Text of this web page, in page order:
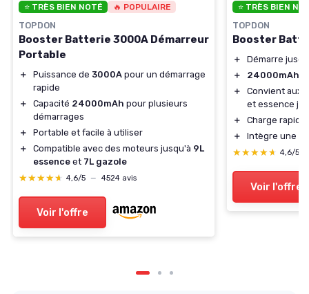
⭐ TRÈS BIEN NOTÉ 🔥 POPULAIRE
TOPDON
Booster Batterie 3000A Démarreur
Portable
＋ Puissance de 3000A pour un démarrage
rapide
＋
Capacité 24000mAh pour plusieurs
démarrages
＋
Portable et facile à utiliser
＋
Compatible avec des moteurs jusqu'à 9L
essence et 7L gazole
★★★★★
★★★★★ 4,6/5 — 4524 avis
Voir l'offre
⭐ TRÈS BIEN
TOPDON
Booster
＋
Démarre
＋
24000mAh
＋
Convient aux
et essence
＋
Charge
＋
Intègre une
★★★★★
★★★★★ 4,6/5
Voir l'offre